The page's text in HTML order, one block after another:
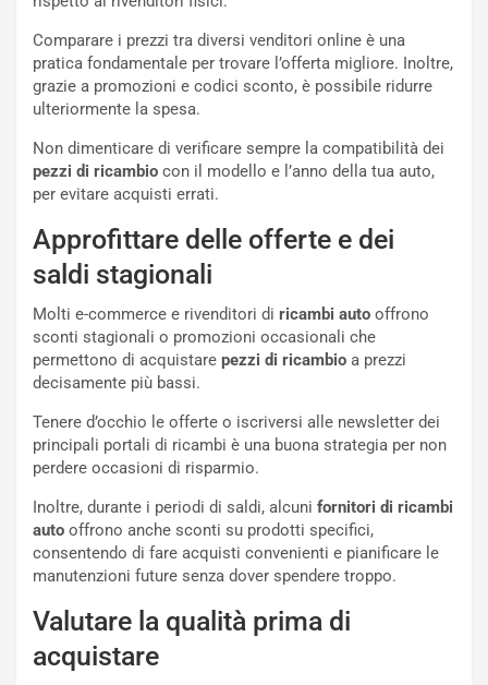
Comparare i prezzi tra diversi venditori online è una
pratica fondamentale per trovare l’offerta migliore. Inoltre,
grazie a promozioni e codici sconto, è possibile ridurre
ulteriormente la spesa.
Non dimenticare di verificare sempre la compatibilità dei
pezzi di ricambio con il modello e l’anno della tua auto,
per evitare acquisti errati.
Approfittare delle offerte e dei
saldi stagionali
Molti e-commerce e rivenditori di ricambi auto offrono
sconti stagionali o promozioni occasionali che
permettono di acquistare pezzi di ricambio a prezzi
decisamente più bassi.
Tenere d’occhio le offerte o iscriversi alle newsletter dei
principali portali di ricambi è una buona strategia per non
perdere occasioni di risparmio.
Inoltre, durante i periodi di saldi, alcuni fornitori di ricambi
auto offrono anche sconti su prodotti specifici,
consentendo di fare acquisti convenienti e pianificare le
manutenzioni future senza dover spendere troppo.
Valutare la qualità prima di
acquistare
u
n
N
u
o
o
R
e
o
d
M
o
n
d
a
e
V
a
g
NOTIZIE
C
n
e
m
o
O
a
d
P
a
e